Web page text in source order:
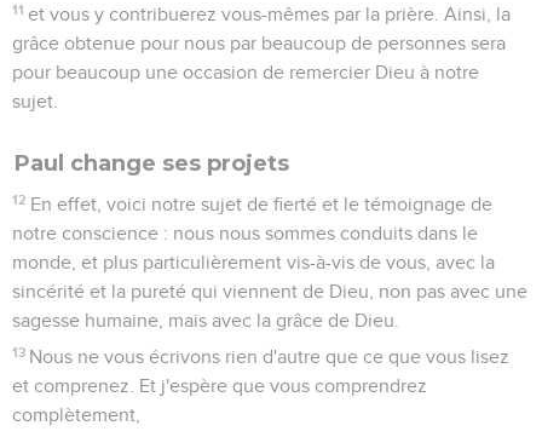
11 et vous y contribuerez vous-mêmes par la prière. Ainsi, la
grâce obtenue pour nous par beaucoup de personnes sera
pour beaucoup une occasion de remercier Dieu à notre
sujet.
Paul change ses projets
12 En effet, voici notre sujet de fierté et le témoignage de
notre conscience : nous nous sommes conduits dans le
monde, et plus particulièrement vis-à-vis de vous, avec la
sincérité et la pureté qui viennent de Dieu, non pas avec une
sagesse humaine, mais avec la grâce de Dieu.
13 Nous ne vous écrivons rien d'autre que ce que vous lisez
et comprenez. Et j'espère que vous comprendrez
complètement,